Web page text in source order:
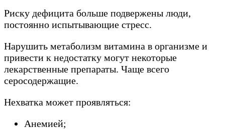
Риску дефицита больше подвержены люди,
постоянно испытывающие стресс.
Нарушить метаболизм витамина в организме и
привести к недостатку могут некоторые
лекарственные препараты. Чаще всего
серосодержащие.
Нехватка может проявляться:
Анемией;